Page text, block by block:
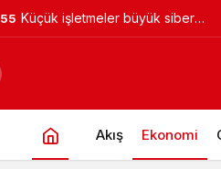
Samsung’un ilk AI ailesi Sung,
Akış Ekonomi
Mahallesi’ne 28